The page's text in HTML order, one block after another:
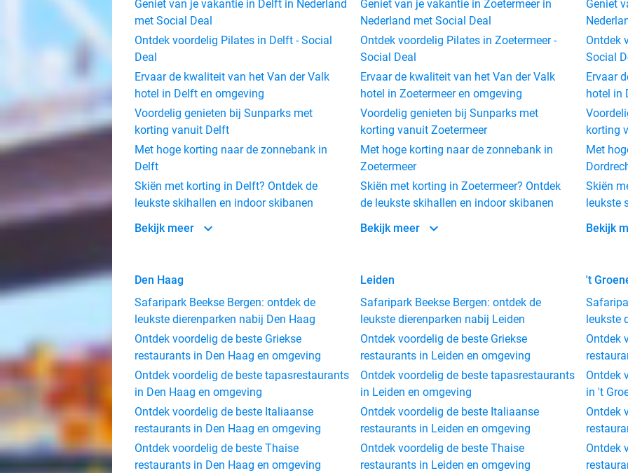
Geniet van je vakantie in Delft in Nederland
met Social Deal
Ontdek voordelig Pilates in Delft - Social
Deal
Ervaar de kwaliteit van het Van der Valk
hotel in Delft en omgeving
Voordelig genieten bij Sunparks met
korting vanuit Delft
Met hoge korting naar de zonnebank in
Delft
Skiën met korting in Delft? Ontdek de
leukste skihallen en indoor skibanen
Bekijk meer
Den Haag
Safaripark Beekse Bergen: ontdek de
leukste dierenparken nabij Den Haag
Ontdek voordelig de beste Griekse
restaurants in Den Haag en omgeving
Ontdek voordelig de beste tapasrestaurants
in Den Haag en omgeving
Ontdek voordelig de beste Italiaanse
restaurants in Den Haag en omgeving
Ontdek voordelig de beste Thaise
restaurants in Den Haag en omgeving
Geniet van je vakantie in Zoetermeer in
Nederland met Social Deal
Ontdek voordelig Pilates in Zoetermeer -
Social Deal
Ervaar de kwaliteit van het Van der Valk
hotel in Zoetermeer en omgeving
Voordelig genieten bij Sunparks met
korting vanuit Zoetermeer
Met hoge korting naar de zonnebank in
Zoetermeer
Skiën met korting in Zoetermeer? Ontdek
de leukste skihallen en indoor skibanen
Bekijk meer
Leiden
Safaripark Beekse Bergen: ontdek de
leukste dierenparken nabij Leiden
Ontdek voordelig de beste Griekse
restaurants in Leiden en omgeving
Ontdek voordelig de beste tapasrestaurants
in Leiden en omgeving
Ontdek voordelig de beste Italiaanse
restaurants in Leiden en omgeving
Ontdek voordelig de beste Thaise
restaurants in Leiden en omgeving
Geniet
Ontdek
Social
Ervaar
hotel in
korting
Met
Skiën
leukste
Bekijk
't
leukste
Ontdek
Ontdek
in 't
Ontdek
Ontdek